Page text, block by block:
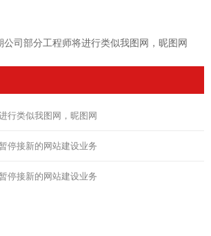
公司部分工程师将进行类似我图网，昵图网
行类似我图网，昵图网
停接新的网站建设业务
停接新的网站建设业务